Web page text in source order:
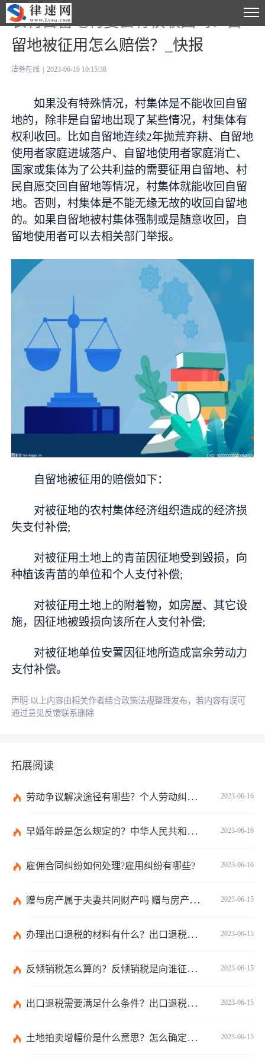
农村自留地村委会有权收回吗？自
留地被征用怎么赔偿？_快报
法务在线 2023-06-16 10:15:38
如果没有特殊情况，村集体是不能收回自留
地的，除非是自留地出现了某些情况，村集体有
权利收回。比如自留地连续2年抛荒弃耕、自留地
使用者家庭进城落户、自留地使用者家庭消亡、
国家或集体为了公共利益的需要征用自留地、村
民自愿交回自留地等情况，村集体就能收回自留
地。否则，村集体是不能无缘无故的收回自留地
的。如果自留地被村集体强制或是随意收回，自
留地使用者可以去相关部门举报。
自留地被征用的赔偿如下：
对被征地的农村集体经济组织造成的经济损
失支付补偿;
对被征用土地上的青苗因征地受到毁损，向
种植该青苗的单位和个人支付补偿;
对被征用土地上的附着物，如房屋、其它设
施，因征地被毁损向该所在人支付补偿;
对被征地单位安置因征地所造成富余劳动力
支付补偿。
声明:以上内容由相关作者结合政策法规整理发布，若内容有误可
通过意见反馈联系删除
拓展阅读
2023-06-16
劳动争议解决途径有哪些？个人劳动纠纷怎样解决？|天天头条
2023-06-16
早婚年龄是怎么规定的？中华人民共和国民法典第一千零四十八条是什么？
2023-06-16
雇佣合同纠纷如何处理?雇用纠纷有哪些?
2023-06-15
赠与房产属于夫妻共同财产吗 赠与房产需要公证吗？
2023-06-15
办理出口退税的材料有什么？出口退税的办理程序有哪些？电器出口退税怎么算？ 世界今日报
2023-06-15
反倾销税怎么算的？反倾销税是向谁征收的？反倾销税的计算公式是什么？
2023-06-15
出口退税需要满足什么条件？出口退税有几种方式？
2023-06-15
土地拍卖增幅价是什么意思？怎么确定土地拍卖价底价？ 短讯